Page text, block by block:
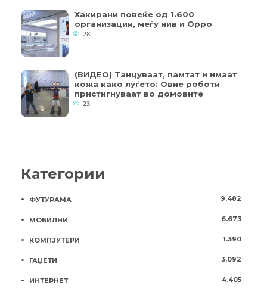
Хакирани повеќе од 1.600
организации, меѓу нив и Oppo
28
(ВИДЕО) Танцуваат, памтат и имаат
кожа како луѓето: Овие роботи
пристигнуваат во домовите
23
Категории
ФУТУРАМА 9.482
МОБИЛНИ 6.673
КОМПЈУТЕРИ 1.390
ГАЏЕТИ 3.092
ИНТЕРНЕТ 4.405